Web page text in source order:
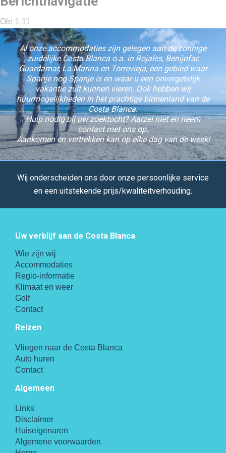
Ole 1-11
Al onze accommodaties zijn gelegen aan de zonnige
zuidelijke Costa Blanca o.a. in Rojales, Benijofar,
Guardamar, La Marina en Torrevieja, een gebied waar
Spanje nog Spanje is en waar u een onvergetelijk
vakantie zult kunnen vieren. Ook hebben wij
huurmogelijkheden in het prachtige binnenland van de
Costa Blanca.
Hulp nodig bij uw zoektocht? Aarzel niet en neem
contact met ons op.
Aankomen en vertrekken kan op elke dag van de week!
Wij onderscheiden ons door onze persoonlijke service
en een uitstekende prijs/kwaliteitverhouding.
Uw verblijf aan de Costa Blanca
Wie zijn wij
Accommodaties
Regio-informatie
Klimaat en weer
Golf
Contact
Reizen
Vliegen naar de Costa Blanca
Auto huren
Contact
Algemeen
Links
Disclaimer
Huiseigenaren
Algemene voorwaarden